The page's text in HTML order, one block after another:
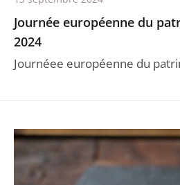
Journée européenne du
2024
Journéee européenne du